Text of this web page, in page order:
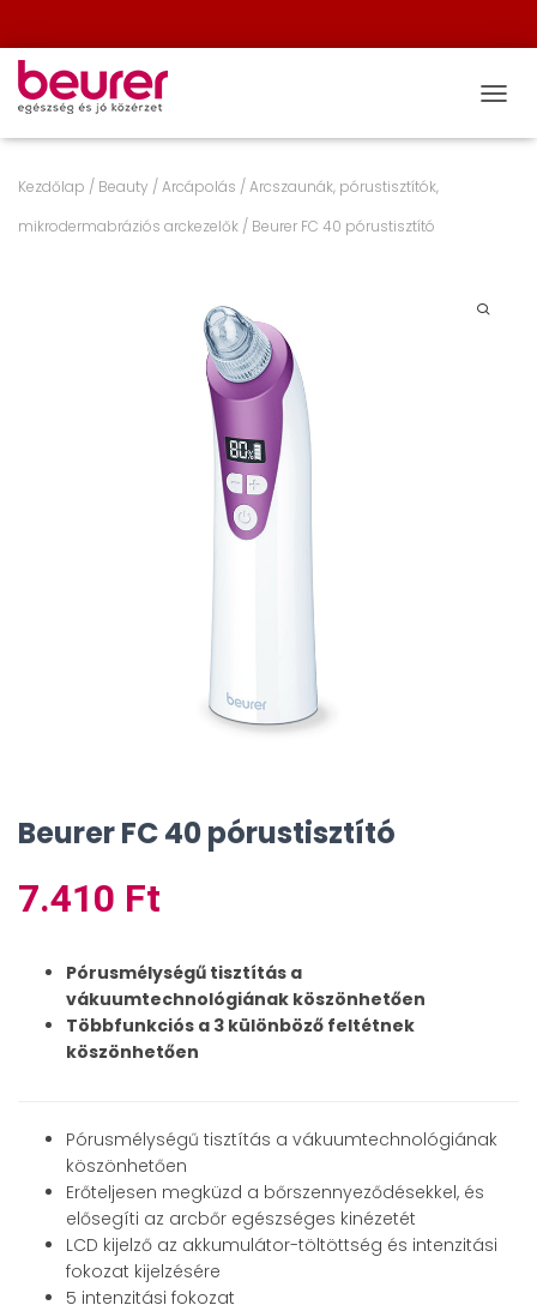
Kezdőlap / Beauty /Arcápolás /Arcszaunák, pórustisztítók,
mikrodermabráziós arckezelők / Beurer FC 40 pórustisztító
Beurer FC 40 pórustisztító
7.410 Ft
Pórusmélységű tisztítás a
vákuumtechnológiának köszönhetően
Többfunkciós a 3 különböző feltétnek
köszönhetően
Pórusmélységű tisztítás a vákuumtechnológiának
köszönhetően
Erőteljesen megküzd a bőrszennyeződésekkel, és
elősegíti az arcbőr egészséges kinézetét
LCD kijelző az akkumulátor-töltöttség és intenzitási
fokozat kijelzésére
5 intenzitási fokozat